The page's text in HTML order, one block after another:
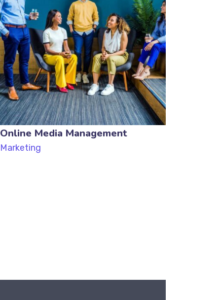
Online Media Management
Marketing